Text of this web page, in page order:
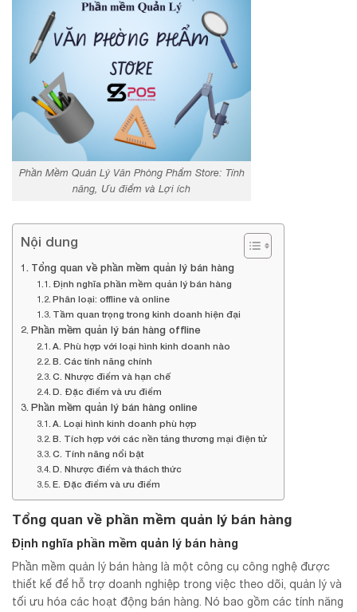
Phần Mềm Quản Lý Văn Phòng Phẩm Store: Tính
năng, Ưu điểm và Lợi ích
Nội dung
Tổng quan về phần mềm quản lý bán hàng
Định nghĩa phần mềm quản lý bán hàng
Phân loại: offline và online
Tầm quan trọng trong kinh doanh hiện đại
Phần mềm quản lý bán hàng offline
A. Phù hợp với loại hình kinh doanh nào
B. Các tính năng chính
C. Nhược điểm và hạn chế
D. Đặc điểm và ưu điểm
Phần mềm quản lý bán hàng online
A. Loại hình kinh doanh phù hợp
B. Tích hợp với các nền tảng thương mại điện tử
C. Tính năng nổi bật
D. Nhược điểm và thách thức
E. Đặc điểm và ưu điểm
Tổng quan về phần mềm quản lý bán hàng
Định nghĩa phần mềm quản lý bán hàng
Phần mềm quản lý bán hàng là một công cụ công nghệ được
thiết kế để hỗ trợ doanh nghiệp trong việc theo dõi, quản lý và
tối ưu hóa các hoạt động bán hàng. Nó bao gồm các tính năng